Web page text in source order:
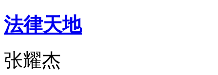
法律天地
张耀杰